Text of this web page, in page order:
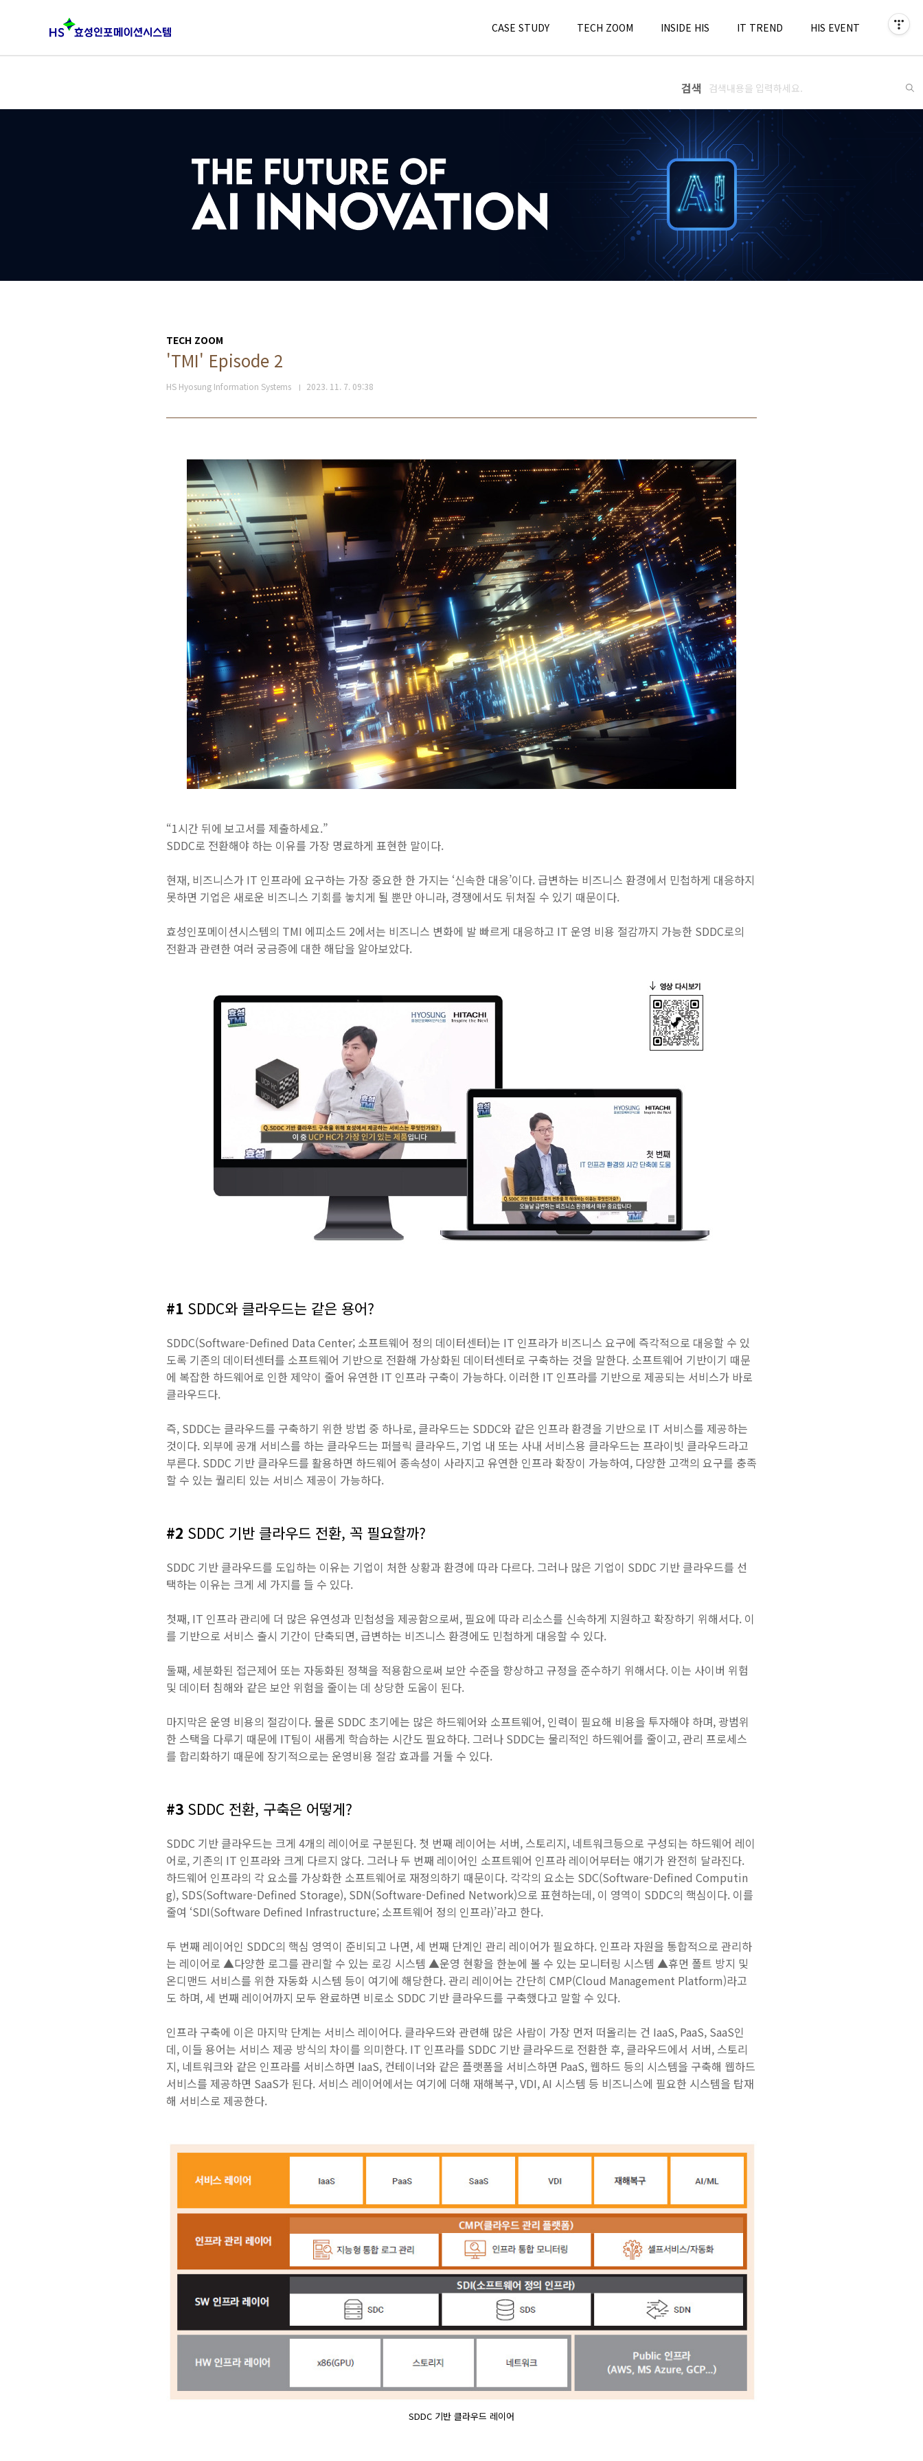
CASE STUDY
TECH ZOOM INSIDE HIS IT TREND HIS EVENT
검색
TECH ZOOM
'TMI' Episode 2
HS Hyosung Information Systems 2023. 11. 7. 09:38
“1시간 뒤에 보고서를 제출하세요.”
SDDC로 전환해야 하는 이유를 가장 명료하게 표현한 말이다.
현재, 비즈니스가 IT 인프라에 요구하는 가장 중요한 한 가지는 ‘신속한 대응’이다. 급변하는 비즈니스 환경에서 민첩하게 대응하지
못하면 기업은 새로운 비즈니스 기회를 놓치게 될 뿐만 아니라, 경쟁에서도 뒤처질 수 있기 때문이다.
효성인포메이션시스템의 TMI 에피소드 2에서는 비즈니스 변화에 발 빠르게 대응하고 IT 운영 비용 절감까지 가능한 SDDC로의
전환과 관련한 여러 궁금증에 대한 해답을 알아보았다.
#1 SDDC와 클라우드는 같은 용어?
SDDC(Software-Defined Data Center; 소프트웨어 정의 데이터센터)는 IT 인프라가 비즈니스 요구에 즉각적으로 대응할 수 있
도록 기존의 데이터센터를 소프트웨어 기반으로 전환해 가상화된 데이터센터로 구축하는 것을 말한다. 소프트웨어 기반이기 때문
에 복잡한 하드웨어로 인한 제약이 줄어 유연한 IT 인프라 구축이 가능하다. 이러한 IT 인프라를 기반으로 제공되는 서비스가 바로
클라우드다.
즉, SDDC는 클라우드를 구축하기 위한 방법 중 하나로, 클라우드는 SDDC와 같은 인프라 환경을 기반으로 IT 서비스를 제공하는
것이다. 외부에 공개 서비스를 하는 클라우드는 퍼블릭 클라우드, 기업 내 또는 사내 서비스용 클라우드는 프라이빗 클라우드라고
부른다. SDDC 기반 클라우드를 활용하면 하드웨어 종속성이 사라지고 유연한 인프라 확장이 가능하여, 다양한 고객의 요구를 충족
할 수 있는 퀄리티 있는 서비스 제공이 가능하다.
#2 SDDC 기반 클라우드 전환, 꼭 필요할까?
SDDC 기반 클라우드를 도입하는 이유는 기업이 처한 상황과 환경에 따라 다르다. 그러나 많은 기업이 SDDC 기반 클라우드를 선
택하는 이유는 크게 세 가지를 들 수 있다.
첫째, IT 인프라 관리에 더 많은 유연성과 민첩성을 제공함으로써, 필요에 따라 리소스를 신속하게 지원하고 확장하기 위해서다. 이
를 기반으로 서비스 출시 기간이 단축되면, 급변하는 비즈니스 환경에도 민첩하게 대응할 수 있다.
둘째, 세분화된 접근제어 또는 자동화된 정책을 적용함으로써 보안 수준을 향상하고 규정을 준수하기 위해서다. 이는 사이버 위험
및 데이터 침해와 같은 보안 위험을 줄이는 데 상당한 도움이 된다.
마지막은 운영 비용의 절감이다. 물론 SDDC 초기에는 많은 하드웨어와 소프트웨어, 인력이 필요해 비용을 투자해야 하며, 광범위
한 스택을 다루기 때문에 IT팀이 새롭게 학습하는 시간도 필요하다. 그러나 SDDC는 물리적인 하드웨어를 줄이고, 관리 프로세스
를 합리화하기 때문에 장기적으로는 운영비용 절감 효과를 거둘 수 있다.
#3 SDDC 전환, 구축은 어떻게?
SDDC 기반 클라우드는 크게 4개의 레이어로 구분된다. 첫 번째 레이어는 서버, 스토리지, 네트워크등으로 구성되는 하드웨어 레이
어로, 기존의 IT 인프라와 크게 다르지 않다. 그러나 두 번째 레이어인 소프트웨어 인프라 레이어부터는 얘기가 완전히 달라진다.
하드웨어 인프라의 각 요소를 가상화한 소프트웨어로 재정의하기 때문이다. 각각의 요소는 SDC(Software-Defined Computin
g), SDS(Software-Defined Storage), SDN(Software-Defined Network)으로 표현하는데, 이 영역이 SDDC의 핵심이다. 이를
줄여 ‘SDI(Software Defined Infrastructure; 소프트웨어 정의 인프라)’라고 한다.
두 번째 레이어인 SDDC의 핵심 영역이 준비되고 나면, 세 번째 단계인 관리 레이어가 필요하다. 인프라 자원을 통합적으로 관리하
는 레이어로 ▲다양한 로그를 관리할 수 있는 로깅 시스템 ▲운영 현황을 한눈에 볼 수 있는 모니터링 시스템 ▲휴먼 폴트 방지 및
온디맨드 서비스를 위한 자동화 시스템 등이 여기에 해당한다. 관리 레이어는 간단히 CMP(Cloud Management Platform)라고
도 하며, 세 번째 레이어까지 모두 완료하면 비로소 SDDC 기반 클라우드를 구축했다고 말할 수 있다.
인프라 구축에 이은 마지막 단계는 서비스 레이어다. 클라우드와 관련해 많은 사람이 가장 먼저 떠올리는 건 IaaS, PaaS, SaaS인
데, 이들 용어는 서비스 제공 방식의 차이를 의미한다. IT 인프라를 SDDC 기반 클라우드로 전환한 후, 클라우드에서 서버, 스토리
지, 네트워크와 같은 인프라를 서비스하면 IaaS, 컨테이너와 같은 플랫폼을 서비스하면 PaaS, 웹하드 등의 시스템을 구축해 웹하드
서비스를 제공하면 SaaS가 된다. 서비스 레이어에서는 여기에 더해 재해복구, VDI, AI 시스템 등 비즈니스에 필요한 시스템을 탑재
해 서비스로 제공한다.
SDDC 기반 클라우드 레이어